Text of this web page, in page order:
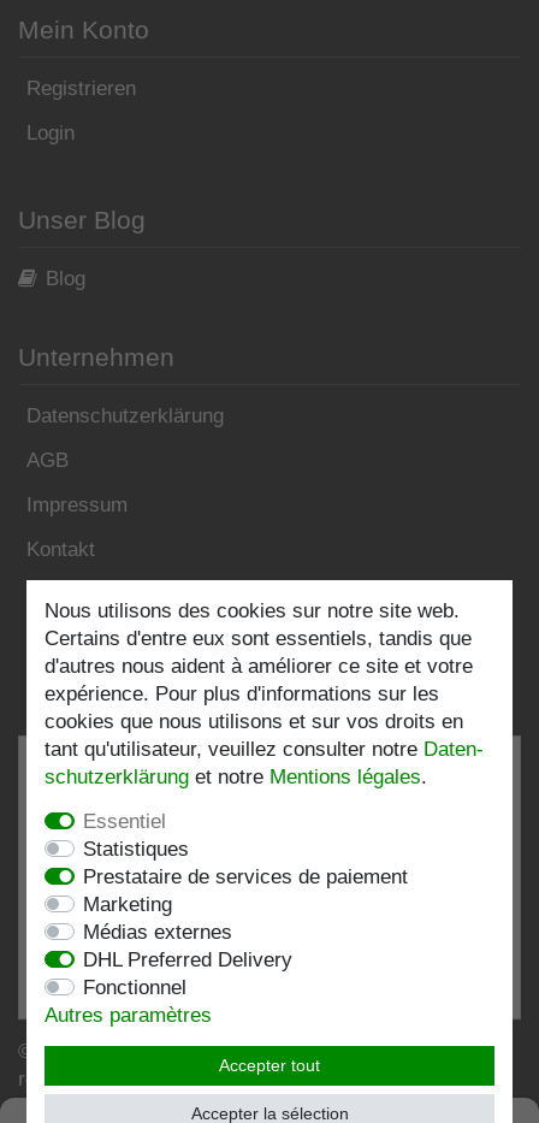
Mein Konto
Registrieren
Login
Unser Blog
Blog
Unternehmen
Datenschutzerklärung
AGB
Impressum
Kontakt
Folgen Sie uns:
de 196 Évaluations
chez:shopvote.de, Amazon
Voir le profil d'évaluation sur SHOPVOTE.DE
Informations sur l'authenticité des évaluations des clients
© Copyright 2026 | Stockshop.de GmbH. Tous droits
réservés.
Nous utilisons des cookies sur notre site web.
Certains d'entre eux sont essentiels, tandis que
d'autres nous aident à améliorer ce site et votre
expérience. Pour plus d'informations sur les
cookies que nous utilisons et sur vos droits en
tant qu'utilisateur, veuillez consulter notre Daten­
schutz­erklärung et notre Mentions légales.
Essentiel
Statistiques
Prestataire de services de paiement
Marketing
Médias externes
DHL Preferred Delivery
Fonctionnel
Autres paramètres
Accepter tout
Accepter la sélection